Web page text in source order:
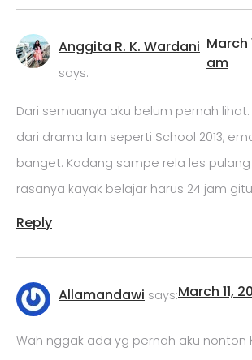
Anggita R. K. Wardani
says:
March
am
Dari semuanya aku belum pernah
dari drama lain seperti School 2013,
banget. Kadang sampe rela les
rasanya kayak belajar harus 24 jam gitu
Reply
Allamandawi says:March 11,
Wah nggak ada yg pernah aku nonton